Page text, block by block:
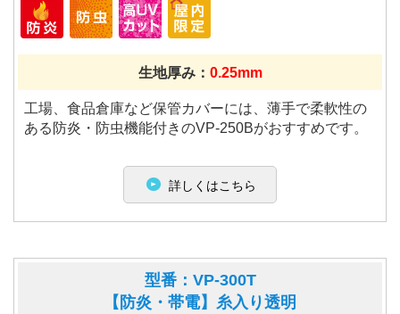
生地厚み： 0.25mm
工場、食品倉庫など保管カバーには、薄手で柔軟性の
ある防炎・防虫機能付きのVP-250Bがおすすめです。
詳しくはこちら
型番：VP-300T
【防炎・帯電】糸入り透明